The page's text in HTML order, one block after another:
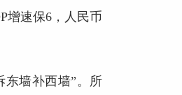
增速保6，人民币
东墙补西墙”。所